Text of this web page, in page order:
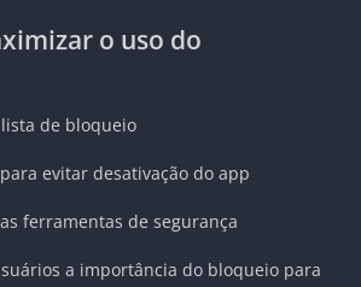
o uso do
de bloqueio
evitar desativação do app
ferramentas de segurança
a importância do bloqueio para